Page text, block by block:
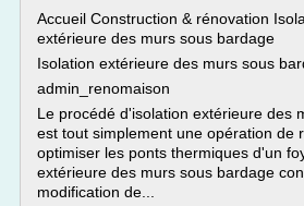
Accueil Construction & rénovation
extérieure des murs sous bardage
Isolation extérieure des murs sous
admin_renomaison
Le procédé d'isolation extérieure des
est tout simplement une opération de
optimiser les ponts thermiques d'un
extérieure des murs sous bardage
modification de...